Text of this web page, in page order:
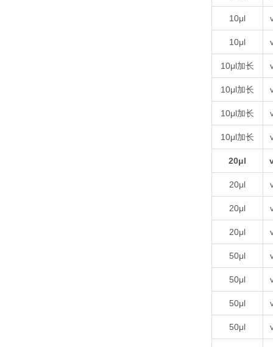
10μl
10μl
10μl加长
10μl加长
10μl加长
10μl加长
20μl
20μl
20μl
20μl
50μl
50μl
50μl
50μl